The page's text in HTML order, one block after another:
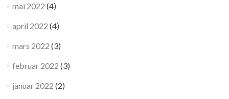
mai 2022 (4)
april 2022 (4)
mars 2022 (3)
februar 2022 (3)
januar 2022 (2)